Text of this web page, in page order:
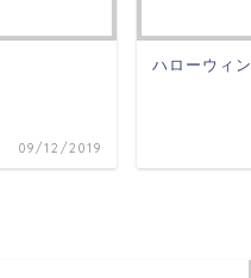
09/12/2019
ハローウィン